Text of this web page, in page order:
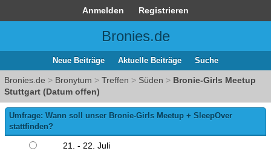
Anmelden Registrieren
Bronies.de
Neue Beiträge Aktuelle Beiträge Suche
Bronies.de > Bronytum > Treffen > Süden > Bronie-Girls Meetup
Stuttgart (Datum offen)
Umfrage: Wann soll unser Bronie-Girls Meetup + SleepOver
stattfinden?
21. - 22. Juli